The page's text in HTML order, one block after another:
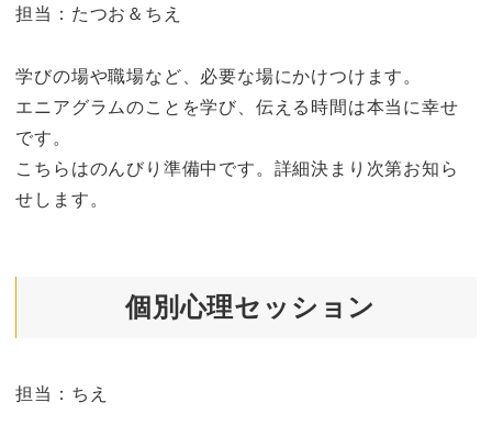
担当：たつお＆ちえ
学びの場や職場など、必要な場にかけつけます。
エニアグラムのことを学び、伝える時間は本当に幸せ
です。
こちらはのんびり準備中です。詳細決まり次第お知ら
せします。
個別心理セッション
担当：ちえ